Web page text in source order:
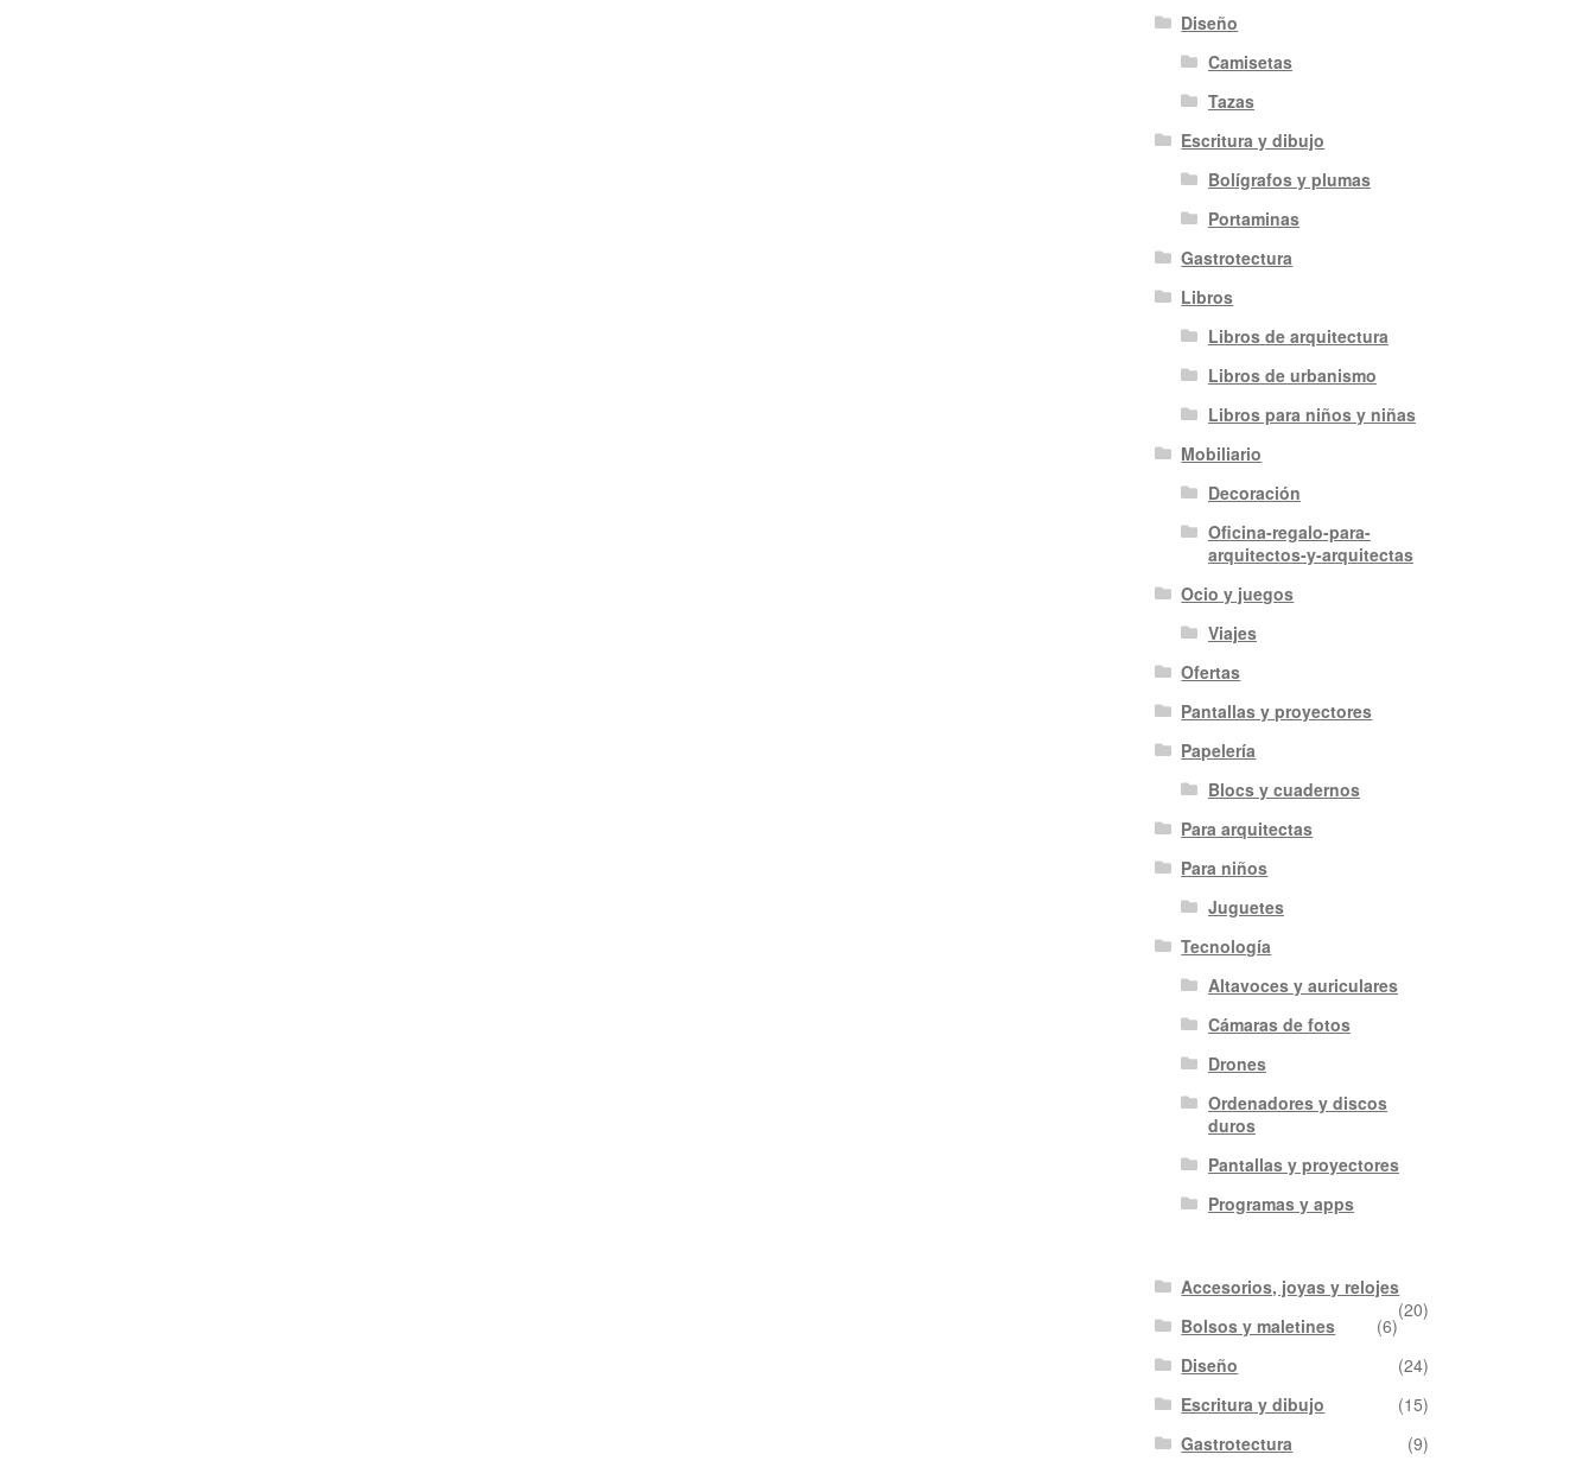
Diseño
Camisetas
Tazas
Escritura y dibujo
Bolígrafos y plumas
Portaminas
Gastrotectura
Libros
Libros de arquitectura
Libros de urbanismo
Libros para niños y niñas
Mobiliario
Decoración
Oficina-regalo-para-
arquitectos-y-arquitectas
Ocio y juegos
Viajes
Ofertas
Pantallas y proyectores
Papelería
Blocs y cuadernos
Para arquitectas
Para niños
Juguetes
Tecnología
Altavoces y auriculares
Cámaras de fotos
Drones
Ordenadores y discos
duros
Pantallas y proyectores
Programas y apps
Accesorios, joyas y relojes
(20)
Bolsos y maletines
(6)
Diseño
(24)
Escritura y dibujo
(15)
Gastrotectura
(9)